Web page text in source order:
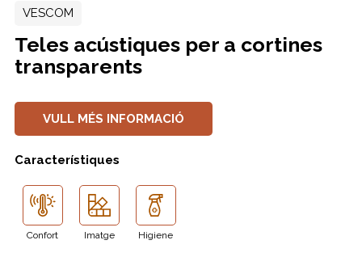
VESCOM
Teles acústiques per a cortines
transparents
VULL MÉS INFORMACIÓ
Característiques
Confort Imatge Higiene